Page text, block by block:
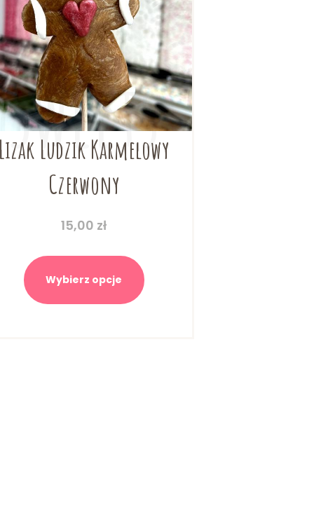
Lizak Ludzik Karmelowy
Czerwony
15,00 zł
Wybierz opcje
produkt
ma